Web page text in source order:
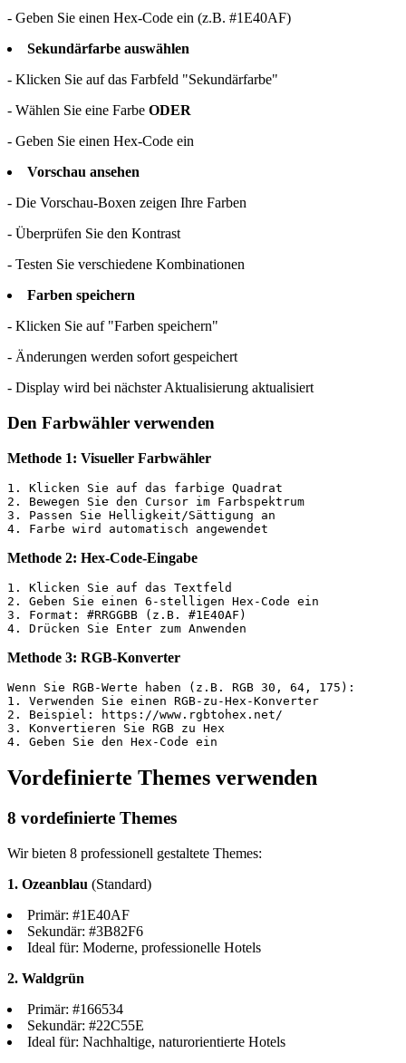
- Geben Sie einen Hex-Code ein (z.B. #1E40AF)
Sekundärfarbe auswählen
- Klicken Sie auf das Farbfeld "Sekundärfarbe"
- Wählen Sie eine Farbe ODER
- Geben Sie einen Hex-Code ein
Vorschau ansehen
- Die Vorschau-Boxen zeigen Ihre Farben
- Überprüfen Sie den Kontrast
- Testen Sie verschiedene Kombinationen
Farben speichern
- Klicken Sie auf "Farben speichern"
- Änderungen werden sofort gespeichert
- Display wird bei nächster Aktualisierung aktualisiert
Den Farbwähler verwenden
Methode 1: Visueller Farbwähler
1. Klicken Sie auf das farbige Quadrat
2. Bewegen Sie den Cursor im Farbspektrum
3. Passen Sie Helligkeit/Sättigung an
4. Farbe wird automatisch angewendet
Methode 2: Hex-Code-Eingabe
1. Klicken Sie auf das Textfeld
2. Geben Sie einen 6-stelligen Hex-Code ein
3. Format: #RRGGBB (z.B. #1E40AF)
4. Drücken Sie Enter zum Anwenden
Methode 3: RGB-Konverter
Wenn Sie RGB-Werte haben (z.B. RGB 30, 64, 175):
1. Verwenden Sie einen RGB-zu-Hex-Konverter
2. Beispiel: https://www.rgbtohex.net/
3. Konvertieren Sie RGB zu Hex
4. Geben Sie den Hex-Code ein
Vordefinierte Themes verwenden
8 vordefinierte Themes
Wir bieten 8 professionell gestaltete Themes:
1. Ozeanblau (Standard)
Primär: #1E40AF
Sekundär: #3B82F6
Ideal für: Moderne, professionelle Hotels
2. Waldgrün
Primär: #166534
Sekundär: #22C55E
Ideal für: Nachhaltige, naturorientierte Hotels